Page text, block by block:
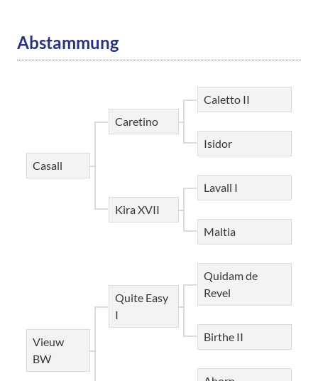
Abstammung
Casall
Vieuw
BW
Caretino
Kira XVII
Quite Easy
I
Caletto II
Isidor
Lavall I
Maltia
Quidam de
Revel
Birthe II